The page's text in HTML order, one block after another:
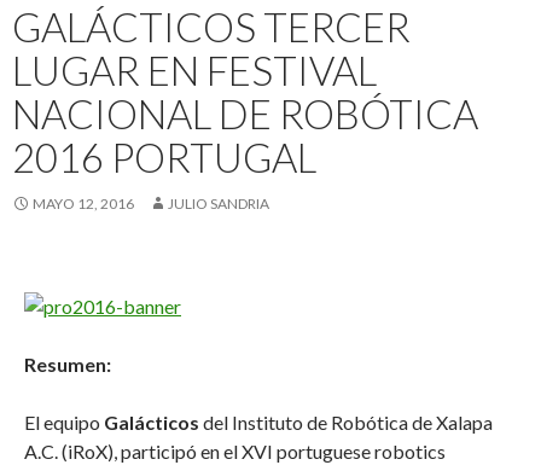
GALÁCTICOS TERCER
LUGAR EN FESTIVAL
NACIONAL DE ROBÓTICA
2016 PORTUGAL
MAYO 12, 2016 JULIO SANDRIA
Resumen:
El equipo Galácticos del Instituto de Robótica de Xalapa
A.C. (iRoX), participó en el XVI portuguese robotics